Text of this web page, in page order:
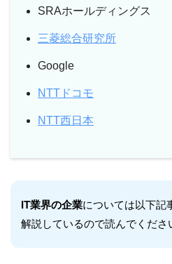
SRAホールディングス
三菱総合研究所
Google
NTTドコモ
NTT西日本
IT業界の企業については以下記
解説しているので読んでくださ